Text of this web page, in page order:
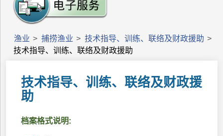
渔业 > 捕捞渔业 > 技术指导、训练、联络及财政援助 >
技术指导、训练、联络及财政援助
技术指导、训练、联络及财政援
助
档案格式说明: